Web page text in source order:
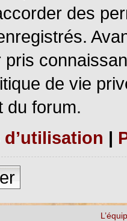
des
pris
de vie
du forum.
|